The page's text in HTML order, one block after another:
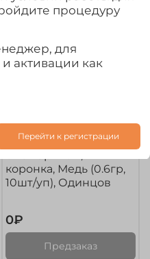
арт.40969
Мормышка "Капелька"
коронка, Медь (0.6гр,
10шт/уп), Одинцов
0₽
Предзаказ
процедуру
для
активации как
Перейти к регистрации